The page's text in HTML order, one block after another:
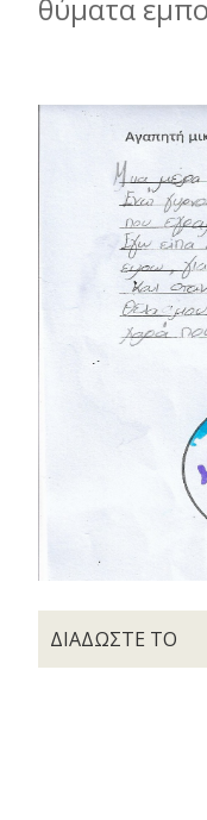
θύµατα
ΔΙΑΔΩΣΤΕ ΤΟ